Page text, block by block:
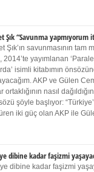
Şık “Savunma
Şık’ın savunmasının tam
2014’te yayımlanan
isimli kitabımın
AKP ve Gülen
ortaklığının nasıl
şöyle başlıyor:
iki güç olan AKP ile
dibine kadar faşizmi
dibine kadar faşizmi